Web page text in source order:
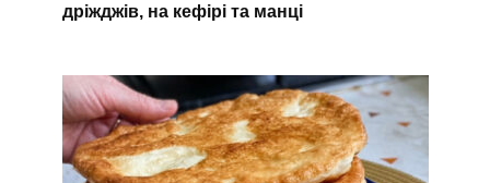
дріжджів, на кефірі та манці